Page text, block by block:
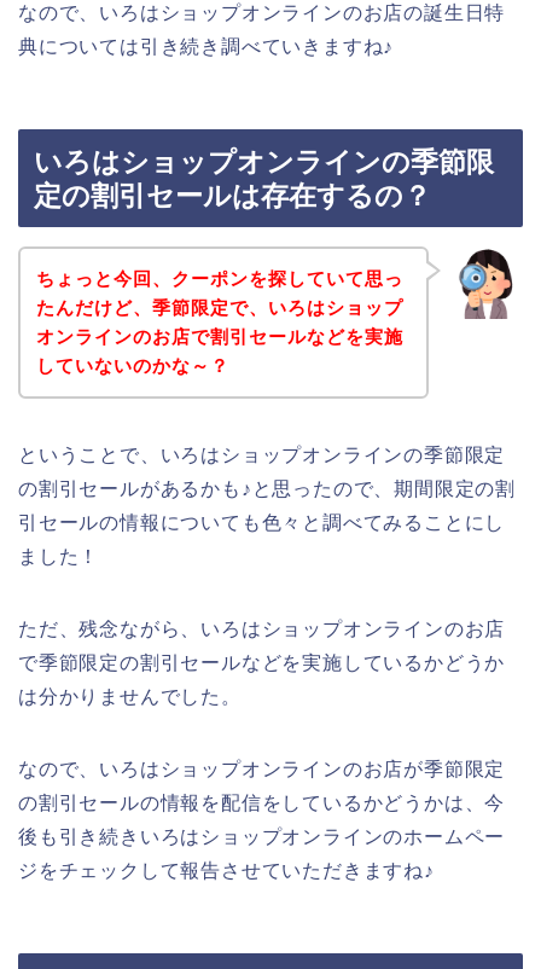
なので、いろはショップオンラインのお店の誕生日特
典については引き続き調べていきますね♪
いろはショップオンラインの季節限
定の割引セールは存在するの？
ちょっと今回、クーポンを探していて思っ
たんだけど、季節限定で、いろはショップ
オンラインのお店で割引セールなどを実施
していないのかな～？
ということで、いろはショップオンラインの季節限定
の割引セールがあるかも♪と思ったので、期間限定の割
引セールの情報についても色々と調べてみることにし
ました！
ただ、残念ながら、いろはショップオンラインのお店
で季節限定の割引セールなどを実施しているかどうか
は分かりませんでした。
なので、いろはショップオンラインのお店が季節限定
の割引セールの情報を配信をしているかどうかは、今
後も引き続きいろはショップオンラインのホームペー
ジをチェックして報告させていただきますね♪